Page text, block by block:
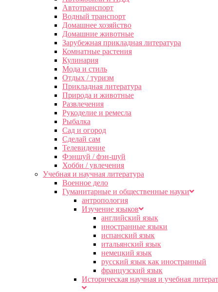
Автотранспорт
Водный транспорт
Домашнее хозяйство
Домашние животные
Зарубежная прикладная литература
Комнатные растения
Кулинария
Мода и стиль
Отдых / туризм
Прикладная литература
Природа и животные
Развлечения
Рукоделие и ремесла
Рыбалка
Сад и огород
Сделай сам
Телевидение
Фэншуй / фэн-шуй
Хобби / увлечения
Учебная и научная литература
Военное дело
Гуманитарные и общественные науки
антропология
Изучение языков
английский язык
иностранные языки
испанский язык
итальянский язык
немецкий язык
русский язык как иностранный
французский язык
Историческая научная и учебная